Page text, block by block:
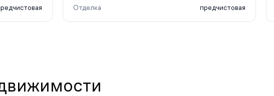
Отделка предчистовая